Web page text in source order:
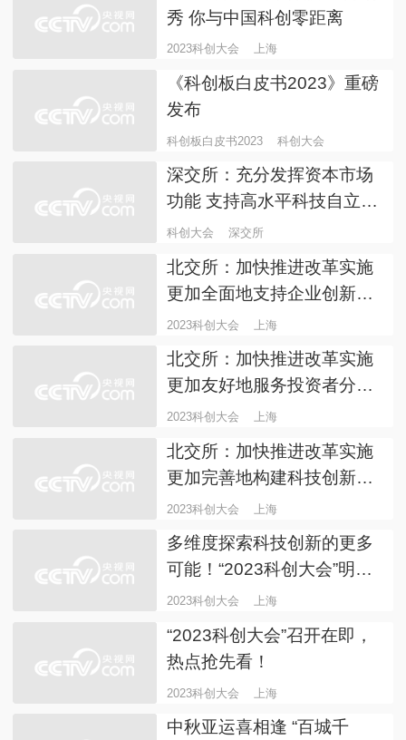
总台首个电竞自主赛事成功
签约 将落地上海
电竞 上海
2023科创大会主论坛：多层
次资本市场助力科技创新
科创大会 资本市场
“2023科创大会”裸眼3D开场
秀 你与中国科创零距离
2023科创大会 上海
《科创板白皮书2023》重磅
发布
科创板白皮书2023 科创大会
深交所：充分发挥资本市场
功能 支持高水平科技自立自
强
科创大会 深交所
北交所：加快推进改革实施
更加全面地支持企业创新发
展
2023科创大会 上海
北交所：加快推进改革实施
更加友好地服务投资者分享
科创红利
2023科创大会 上海
北交所：加快推进改革实施
更加完善地构建科技创新生
态
2023科创大会 上海